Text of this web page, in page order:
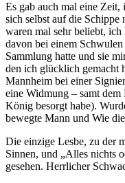
Es gab auch mal eine
sich selbst auf die
waren mal sehr beliebt, ich
davon bei einem
Sammlung hatte und sie
den ich glücklich gemacht
Mannheim bei einer
eine Widmung – samt
König besorgt habe).
bewegte Mann und Wie
Die einzige Lesbe, zu der
Sinnen, und „Alles nichts
gesehen. Herrlicher